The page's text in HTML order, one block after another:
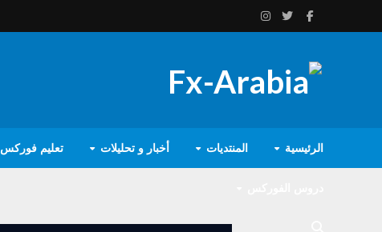
الرئيسية المنتديات أخبار و تحليلات تعليم فوركس